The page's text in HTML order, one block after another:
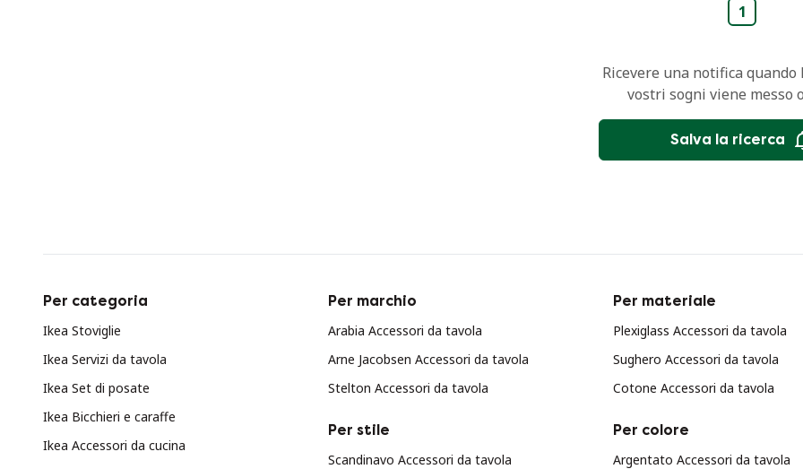
1
Ricevere una notifica
vostri sogni viene messo
Salva la ricerca
Per categoria
Ikea Stoviglie
Ikea Servizi da tavola
Ikea Set di posate
Ikea Bicchieri e caraffe
Ikea Accessori da cucina
Per marchio
Arabia Accessori da tavola
Arne Jacobsen Accessori da tavola
Stelton Accessori da tavola
Per stile
Scandinavo Accessori da tavola
Per materiale
Plexiglass Accessori da tavola
Sughero Accessori da tavola
Cotone Accessori da tavola
Per colore
Argentato Accessori da tavola